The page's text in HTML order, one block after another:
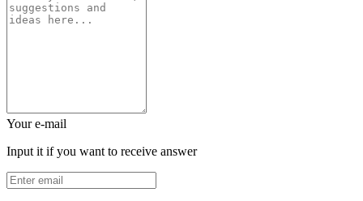
Your e-mail
Input it if you want to receive answer